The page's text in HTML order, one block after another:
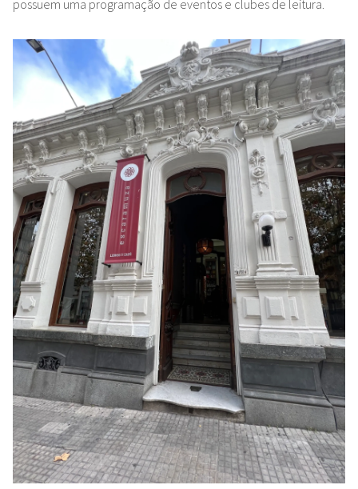
possuem uma programação de eventos e clubes de leitura.